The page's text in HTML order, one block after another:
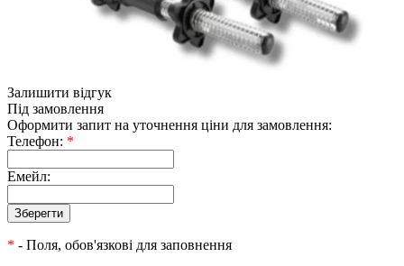
Залишити відгук
Під замовлення
Оформити запит на уточнення ціни для замовлення:
Телефон: *
Емейл:
* - Поля, обов'язкові для заповнення